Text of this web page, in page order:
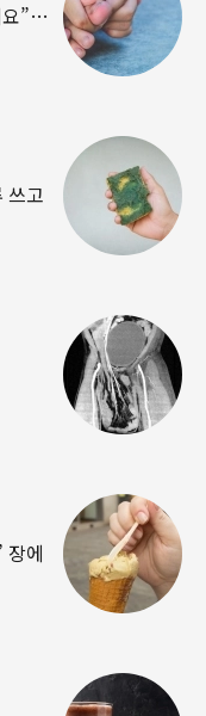
요”…
쓰고
장에